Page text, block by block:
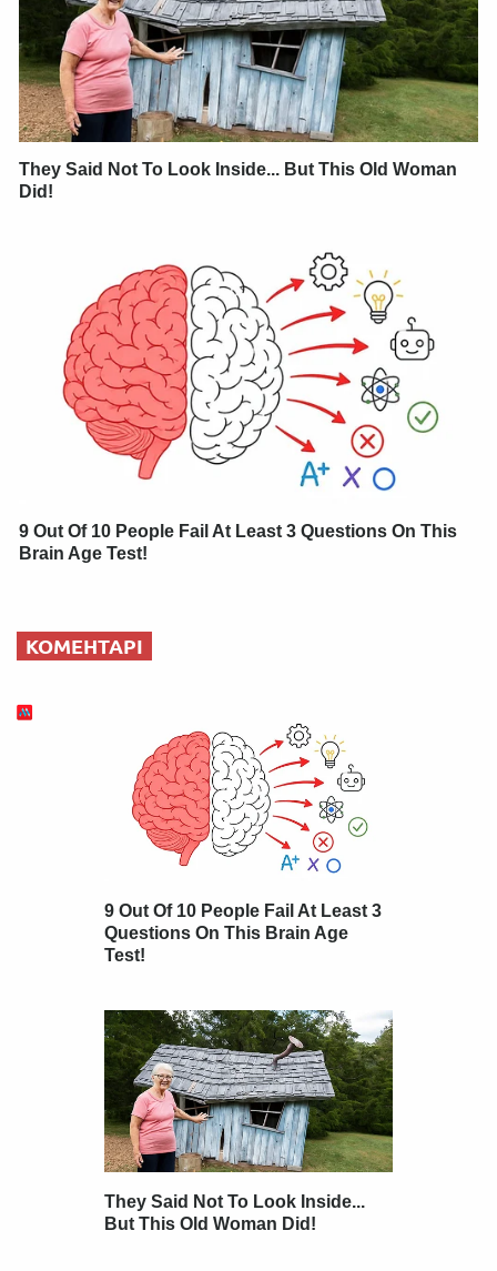
They Said Not To Look Inside... But This Old Woman
Did!
9 Out Of 10 People Fail At Least 3 Questions On This
Brain Age Test!
КОМЕНТАРІ